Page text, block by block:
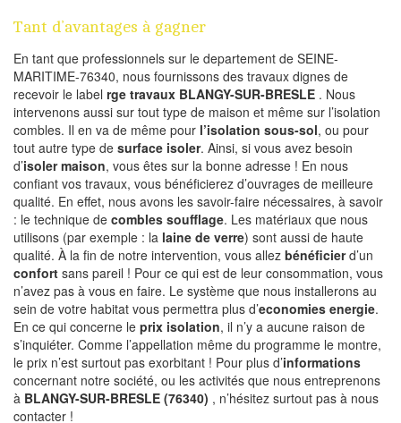
Tant d’avantages à gagner
En tant que professionnels sur le departement de SEINE-
MARITIME-76340, nous fournissons des travaux dignes de
recevoir le label rge travaux BLANGY-SUR-BRESLE . Nous
intervenons aussi sur tout type de maison et même sur l’isolation
combles. Il en va de même pour l’isolation sous-sol, ou pour
tout autre type de surface isoler. Ainsi, si vous avez besoin
d’isoler maison, vous êtes sur la bonne adresse ! En nous
confiant vos travaux, vous bénéficierez d’ouvrages de meilleure
qualité. En effet, nous avons les savoir-faire nécessaires, à savoir
: le technique de combles soufflage. Les matériaux que nous
utilisons (par exemple : la laine de verre) sont aussi de haute
qualité. À la fin de notre intervention, vous allez bénéficierd’un
confort sans pareil ! Pour ce qui est de leur consommation, vous
n’avez pas à vous en faire. Le système que nous installerons au
sein de votre habitat vous permettra plus d’economies energie.
En ce qui concerne le prix isolation, il n’y a aucune raison de
s’inquiéter. Comme l’appellation même du programme le montre,
le prix n’est surtout pas exorbitant ! Pour plus d’informations
concernant notre société, ou les activités que nous entreprenons
à BLANGY-SUR-BRESLE (76340) , n’hésitez surtout pas à nous
contacter !